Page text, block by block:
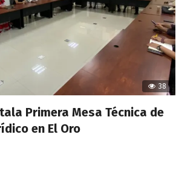
38
Primera Mesa Técnica de
en El Oro